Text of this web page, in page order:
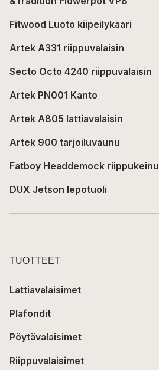
Fitwood Luoto kiipeilykaari
Artek A331 riippuvalaisin
Secto Octo 4240 riippuvalaisin
Artek PN001 Kanto
Artek A805 lattiavalaisin
Artek 900 tarjoiluvaunu
Fatboy Headdemock riippukeinu
DUX Jetson lepotuoli
TUOTTEET
Lattiavalaisimet
Plafondit
Pöytävalaisimet
Riippuvalaisimet